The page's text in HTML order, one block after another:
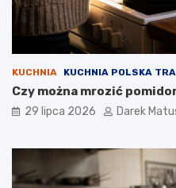
KUCHNIA KUCHNIA POLSKA
Czy można mrozić
29 lipca 2026 Darek